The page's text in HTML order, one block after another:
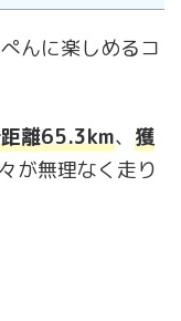
んに楽しめるコ
離65.3km、 獲
が無理なく走り